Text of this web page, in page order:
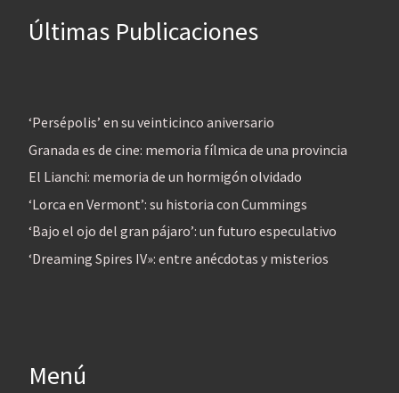
Últimas Publicaciones
‘Persépolis’ en su veinticinco aniversario
Granada es de cine: memoria fílmica de una provincia
El Lianchi: memoria de un hormigón olvidado
‘Lorca en Vermont’: su historia con Cummings
‘Bajo el ojo del gran pájaro’: un futuro especulativo
‘Dreaming Spires IV»: entre anécdotas y misterios
Menú